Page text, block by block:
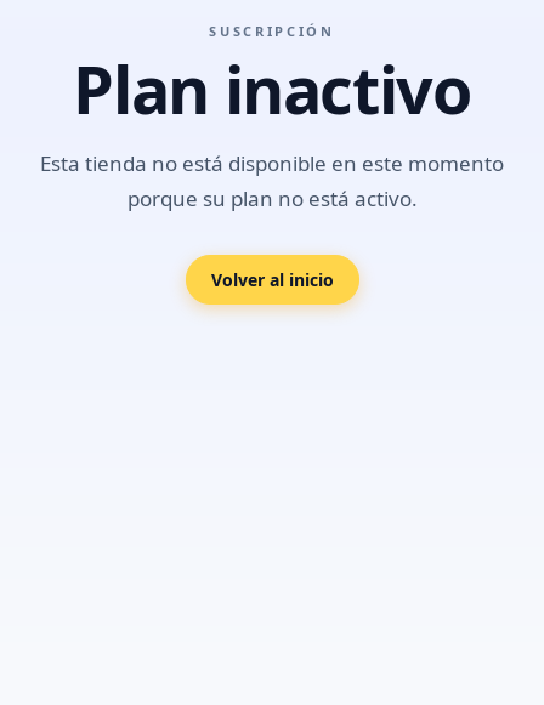
SUSCRIPCIÓN
Plan inactivo
Esta tienda no está disponible en este momento
porque su plan no está activo.
Volver al inicio